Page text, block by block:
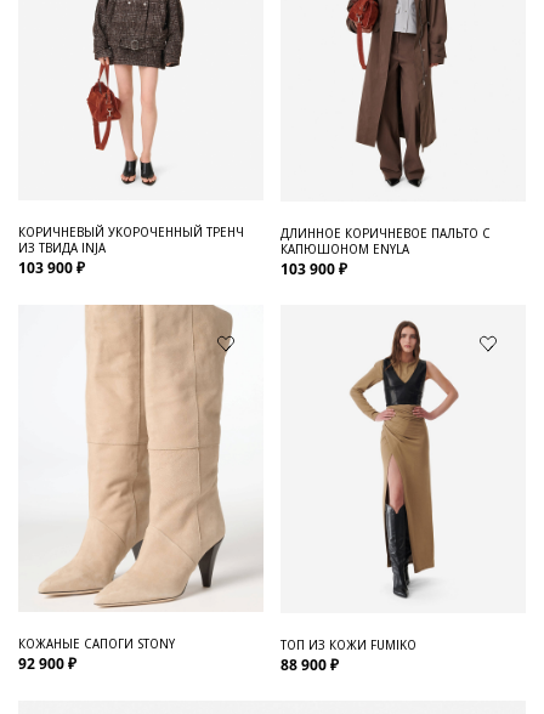
КОРИЧНЕВЫЙ УКОРОЧЕННЫЙ ТРЕНЧ
ИЗ ТВИДА INJA
103 900 ₽
ДЛИННОЕ КОРИЧНЕВОЕ ПАЛЬТО С
КАПЮШОНОМ ENYLA
103 900 ₽
КОЖАНЫЕ САПОГИ STONY
92 900 ₽
ТОП ИЗ КОЖИ FUMIKO
88 900 ₽